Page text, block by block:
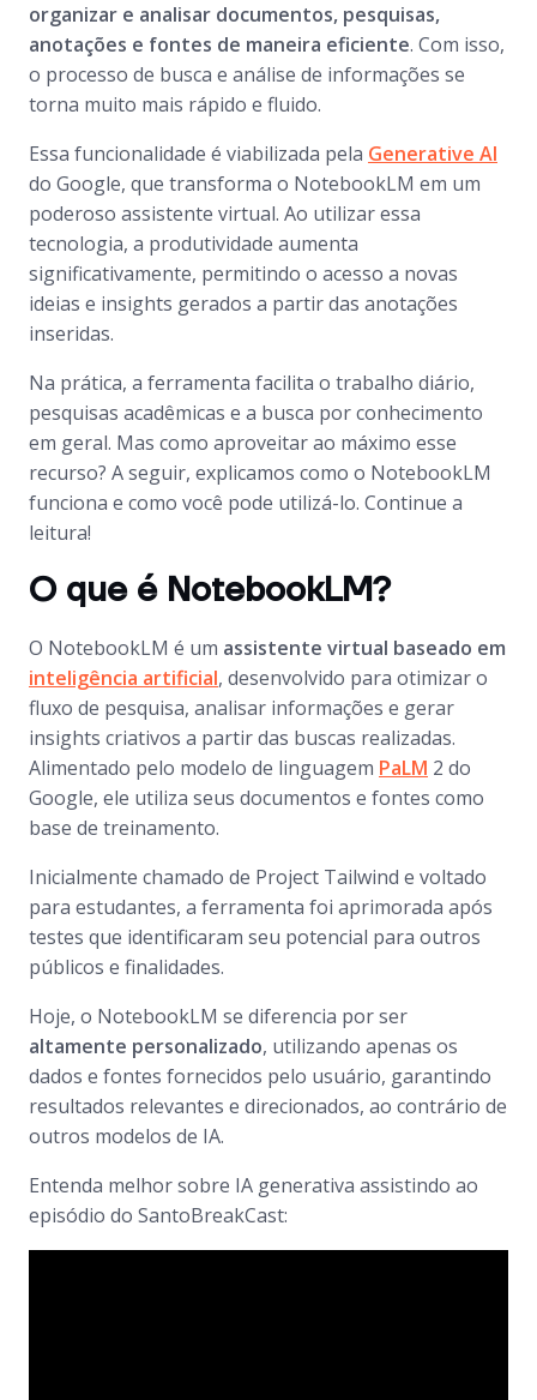
organizar e analisar documentos, pesquisas,
anotações e fontes de maneira eficiente. Com isso,
o processo de busca e análise de informações se
torna muito mais rápido e fluido.
Essa funcionalidade é viabilizada pela Generative AI
do Google, que transforma o NotebookLM em um
poderoso assistente virtual. Ao utilizar essa
tecnologia, a produtividade aumenta
significativamente, permitindo o acesso a novas
ideias e insights gerados a partir das anotações
inseridas.
Na prática, a ferramenta facilita o trabalho diário,
pesquisas acadêmicas e a busca por conhecimento
em geral. Mas como aproveitar ao máximo esse
recurso? A seguir, explicamos como o NotebookLM
funciona e como você pode utilizá-lo. Continue a
leitura!
O que é NotebookLM?
O NotebookLM é um assistente virtual baseado em
inteligência artificial, desenvolvido para otimizar o
fluxo de pesquisa, analisar informações e gerar
insights criativos a partir das buscas realizadas.
Alimentado pelo modelo de linguagem PaLM 2 do
Google, ele utiliza seus documentos e fontes como
base de treinamento.
Inicialmente chamado de Project Tailwind e voltado
para estudantes, a ferramenta foi aprimorada após
testes que identificaram seu potencial para outros
públicos e finalidades.
Hoje, o NotebookLM se diferencia por ser
altamente personalizado, utilizando apenas os
dados e fontes fornecidos pelo usuário, garantindo
resultados relevantes e direcionados, ao contrário de
outros modelos de IA.
Entenda melhor sobre IA generativa assistindo ao
episódio do SantoBreakCast: